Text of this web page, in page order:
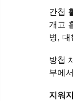
간첩
개고
병,
방첩
부에
지워